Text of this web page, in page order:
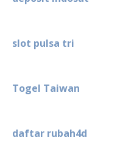
slot pulsa tri
Togel Taiwan
daftar rubah4d